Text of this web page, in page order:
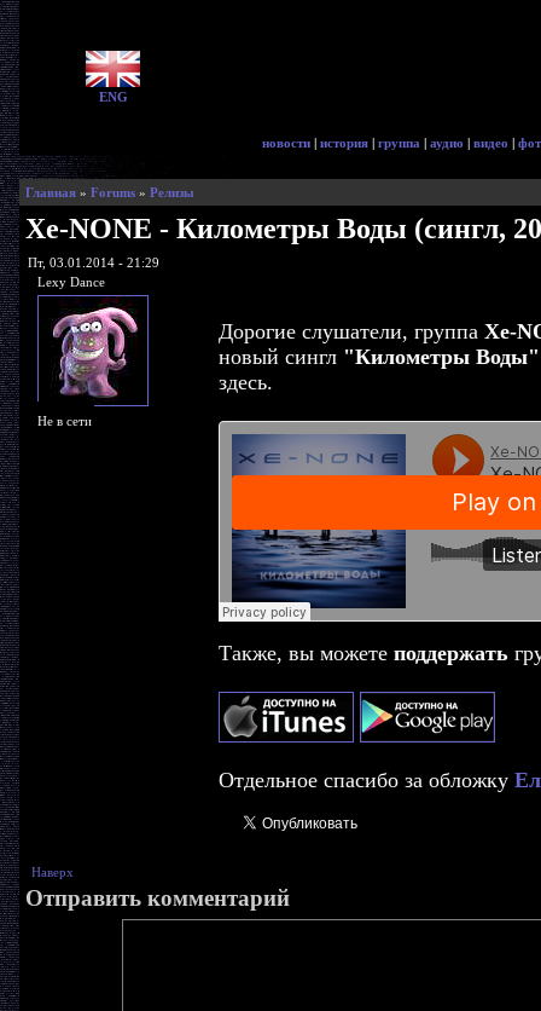
ENG
новости | история | группа | аудио | видео |
Главная» Forums» Релизы
Xe-NONE - Километры Воды (сингл,
Пт, 03.01.2014 - 21:29
Lexy Dance
Не в сети
Дорогие слушатели, группа Xe-
новый сингл "Километры Воды"
здесь.
Также, вы можете поддержать
Отдельное спасибо за обложку
Наверх
Отправить комментарий